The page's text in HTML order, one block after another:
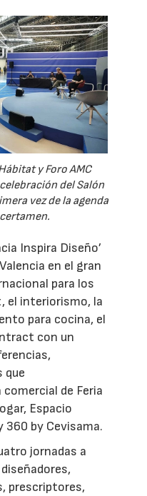
y Foro AMC
del Salón
vez de la agenda
Inspira Diseño’
en el gran
para los
el interiorismo, la
para cocina, el
con un
que
de Feria
Espacio
360 by Cevisama.
jornadas a
prescriptores,